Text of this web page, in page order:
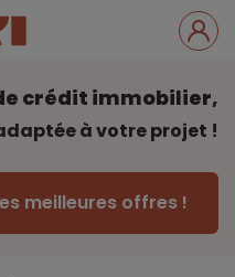
crédit immobilier,
à votre projet !
meilleures offres !